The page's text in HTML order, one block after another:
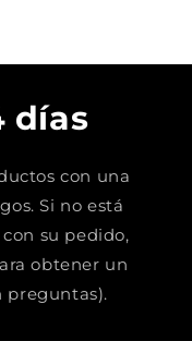
días
con una
Si no está
su pedido,
obtener un
preguntas).